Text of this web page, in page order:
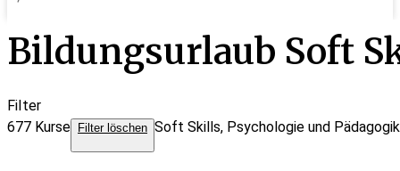
Bildungsurlaub Soft
Filter
677 Kurse Filter löschen Soft Skills, Psychologie und Pädagogik